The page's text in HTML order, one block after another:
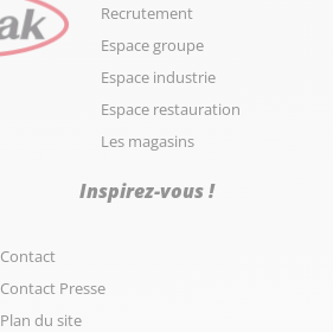
Recrutement
Espace groupe
Espace industrie
Espace restauration
Les magasins
Inspirez-vous !
Contact
Contact Presse
Plan du site